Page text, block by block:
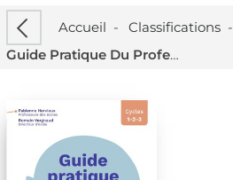
Accueil - Classifications-
Guide Pratique Du Professeur Des Ecoles : Reussir Ses Premieres Annees D'enseignement